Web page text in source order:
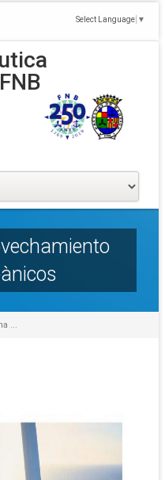
Select Language ▼
FNB
...